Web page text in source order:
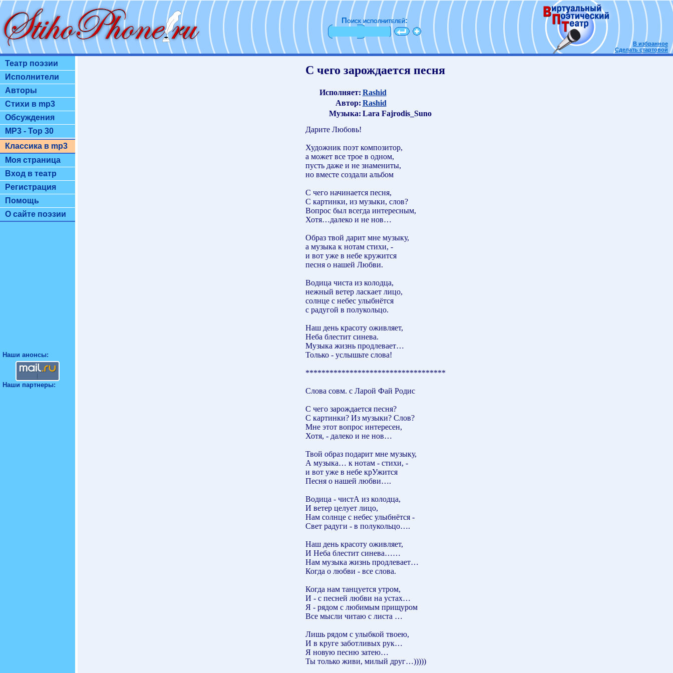
Поиск исполнителей:
В избранное
Сделать стартовой
Театр поэзии
Исполнители
Авторы
Стихи в mp3
Обсуждения
MP3 - Top 30
Классика в mp3
Моя страница
Вход в театр
Регистрация
Помощь
О сайте поэзии
Наши анонсы:
Наши партнеры:
С чего зарождается песня
Исполняет: Rashid
Автор: Rashid
Музыка: Lara Fajrodis_Suno
Дарите Любовь!
Художник поэт композитор,
а может все трое в одном,
пусть даже и не знамениты,
но вместе создали альбом
С чего начинается песня,
С картинки, из музыки, слов?
Вопрос был всегда интересным,
Хотя…далеко и не нов…
Образ твой дарит мне музыку,
а музыка к нотам стихи, -
и вот уже в небе кружится
песня о нашей Любви.
Водица чиста из колодца,
нежный ветер ласкает лицо,
солнце с небес улыбнётся
с радугой в полукольцо.
Наш день красоту оживляет,
Неба блестит синева.
Музыка жизнь продлевает…
Только - услышьте слова!
***********************************
Слова совм. с Ларой Фай Родис
С чего зарождается песня?
С картинки? Из музыки? Слов?
Мне этот вопрос интересен,
Хотя, - далеко и не нов…
Твой образ подарит мне музыку,
А музыка… к нотам - стихи, -
и вот уже в небе крУжится
Песня о нашей любви….
Водица - чистА из колодца,
И ветер целует лицо,
Нам солнце с небес улыбнётся -
Свет радуги - в полукольцо….
Наш день красоту оживляет,
И Неба блестит синева……
Нам музыка жизнь продлевает…
Когда о любви - все слова.
Когда нам танцуется утром,
И - с песней любви на устах…
Я - рядом с любимым прищуром
Все мысли читаю с листа …
Лишь рядом с улыбкой твоею,
И в круге заботливых рук…
Я новую песню затею…
Ты только живи, милый друг…)))))